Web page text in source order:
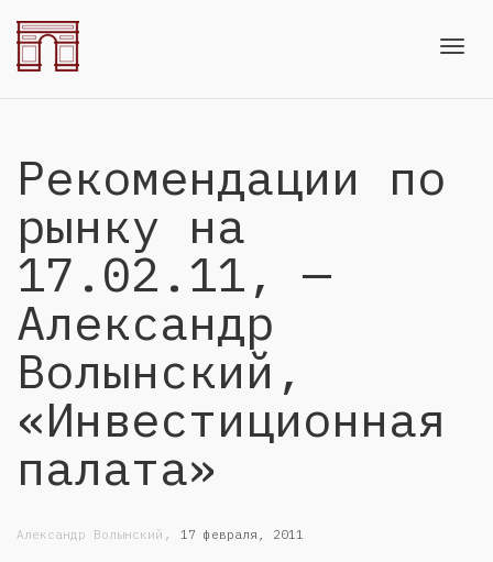
Рекомендации по
рынку на
17.02.11, —
Александр
Волынский,
«Инвестиционная
палата»
Александр Волынский , 17 февраля, 2011